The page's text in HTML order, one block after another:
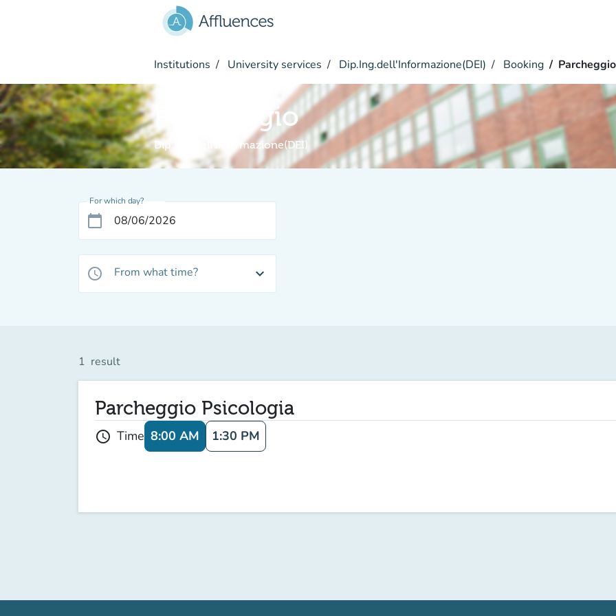
Institutions University services Dip.Ing.dell'Informazione(DEI) Booking Parcheggio
Parcheggio
Dip.Ing.dell'Informazione(DEI)
For which day?
calendar_today
access_time From what time? expand_more
1 result
Parcheggio Psicologia
schedule Time 8:00 AM 1:30 PM